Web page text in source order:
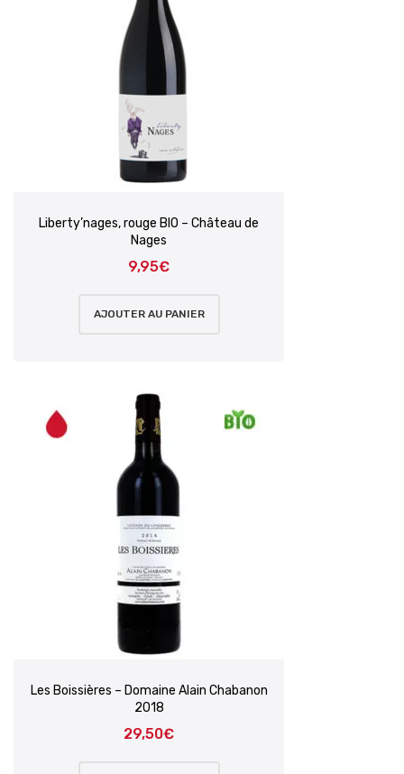
Liberty’nages, rouge BIO – Château de
Nages
9,95€
AJOUTER AU PANIER
Les Boissières – Domaine Alain Chabanon
2018
29,50€